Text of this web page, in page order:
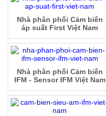
Nhà phân phối Cảm biến
áp suất First Việt Nam
Nhà phân phối Cảm biến
IFM - Sensor IFM Việt Nam